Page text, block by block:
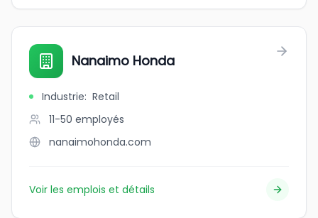
Nanaimo Honda
Industrie: Retail
11-50 employés
nanaimohonda.com
Voir les emplois et détails